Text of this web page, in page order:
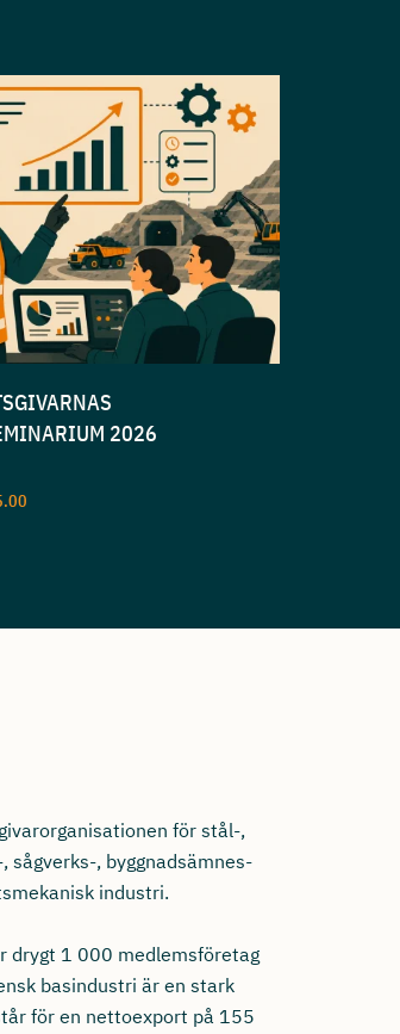
2026
för stål-,
sågverks-, byggnadsämnes-
industri.
drygt 1 000 medlemsföretag
basindustri är en stark
för en nettoexport på 155